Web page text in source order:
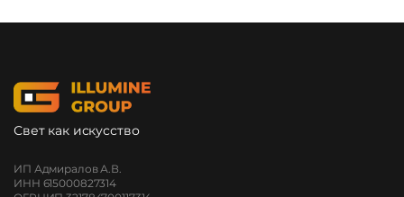
Свет как искусство
ИП Адмиралов А.В.
ИНН 615000827314